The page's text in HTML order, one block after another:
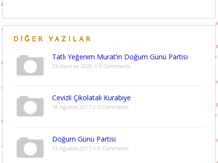
DIĞER YAZILAR
Tatlı Yeğenim Murat’ın Doğum Günü Partisi
23 Haziran 2020 // 0 Comments
Cevizli Çikolatalı Kurabiye
18 Ağustos 2017 // 0 Comments
Doğum Günü Partisi
13 Ağustos 2017 // 0 Comments